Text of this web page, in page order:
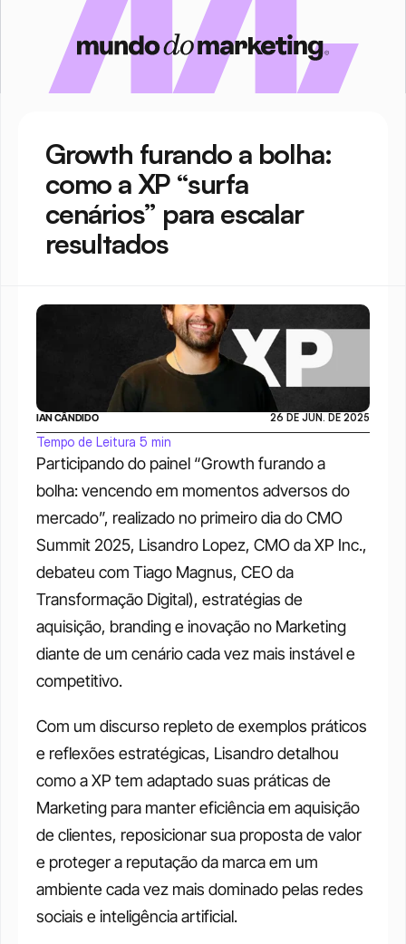
Growth furando a bolha:
como a XP “surfa
cenários” para escalar
resultados
Participando do painel “Growth furando a
bolha: vencendo em momentos adversos do
mercado”, realizado no primeiro dia do CMO
Summit 2025, Lisandro Lopez, CMO da XP Inc.,
debateu com Tiago Magnus, CEO da
Transformação Digital), estratégias de
aquisição, branding e inovação no Marketing
diante de um cenário cada vez mais instável e
competitivo.
Com um discurso repleto de exemplos práticos
e reflexões estratégicas, Lisandro detalhou
como a XP tem adaptado suas práticas de
Marketing para manter eficiência em aquisição
de clientes, reposicionar sua proposta de valor
e proteger a reputação da marca em um
ambiente cada vez mais dominado pelas redes
sociais e inteligência artificial.
IAN CÂNDIDO 26 DE JUN. DE 2025
Tempo de Leitura 5 min